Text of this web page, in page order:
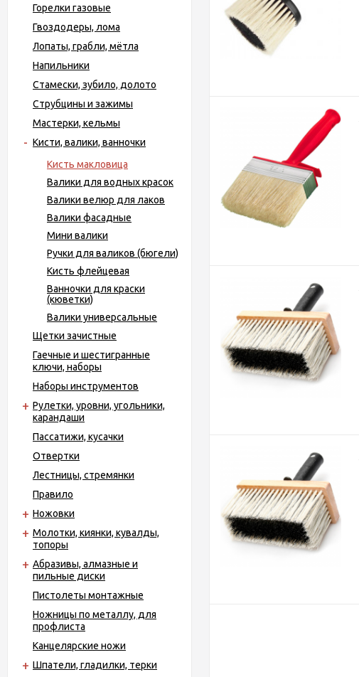
Горелки газовые
Гвоздодеры, лома
Лопаты, грабли, мётла
Напильники
Стамески, зубило, долото
Струбцины и зажимы
Мастерки, кельмы
Кисти, валики, ванночки
Кисть макловица
Валики для водных красок
Валики велюр для лаков
Валики фасадные
Мини валики
Ручки для валиков (бюгели)
Кисть флейцевая
Ванночки для краски
(кюветки)
Валики универсальные
Щетки зачистные
Гаечные и шестигранные
ключи, наборы
Наборы инструментов
Рулетки, уровни, угольники,
карандаши
Пассатижи, кусачки
Отвертки
Лестницы, стремянки
Правило
Ножовки
Молотки, киянки, кувалды,
топоры
Абразивы, алмазные и
пильные диски
Пистолеты монтажные
Ножницы по металлу, для
профлиста
Канцелярские ножи
Шпатели, гладилки, терки